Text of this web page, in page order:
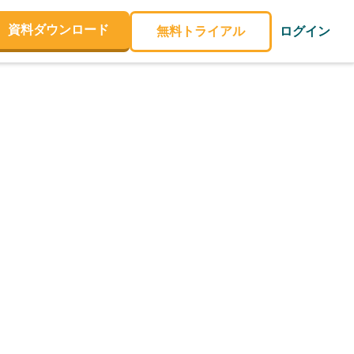
資料ダウンロード 無料トライアル ログイン